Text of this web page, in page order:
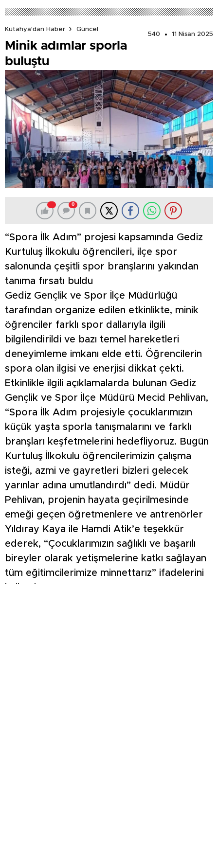
Kütahya'dan Haber
Güncel
540
11 Nisan 2025
Minik adımlar sporla
buluştu
0
“Spora İlk Adım” projesi kapsamında Gediz
Kurtuluş İlkokulu öğrencileri, ilçe spor
salonunda çeşitli spor branşlarını yakından
tanıma fırsatı buldu
Gediz Gençlik ve Spor İlçe Müdürlüğü
tarafından organize edilen etkinlikte, minik
öğrenciler farklı spor dallarıyla ilgili
bilgilendirildi ve bazı temel hareketleri
deneyimleme imkanı elde etti. Öğrencilerin
spora olan ilgisi ve enerjisi dikkat çekti.
Etkinlikle ilgili açıklamalarda bulunan Gediz
Gençlik ve Spor İlçe Müdürü Mecid Pehlivan,
“Spora İlk Adım projesiyle çocuklarımızın
küçük yaşta sporla tanışmalarını ve farklı
branşları keşfetmelerini hedefliyoruz. Bugün
Kurtuluş İlkokulu öğrencilerimizin çalışma
isteği, azmi ve gayretleri bizleri gelecek
yarınlar adına umutlandırdı” dedi. Müdür
Pehlivan, projenin hayata geçirilmesinde
emeği geçen öğretmenlere ve antrenörler
Yıldıray Kaya ile Hamdi Atik’e teşekkür
ederek, “Çocuklarımızın sağlıklı ve başarılı
bireyler olarak yetişmelerine katkı sağlayan
tüm eğitimcilerimize minnettarız” ifadelerini